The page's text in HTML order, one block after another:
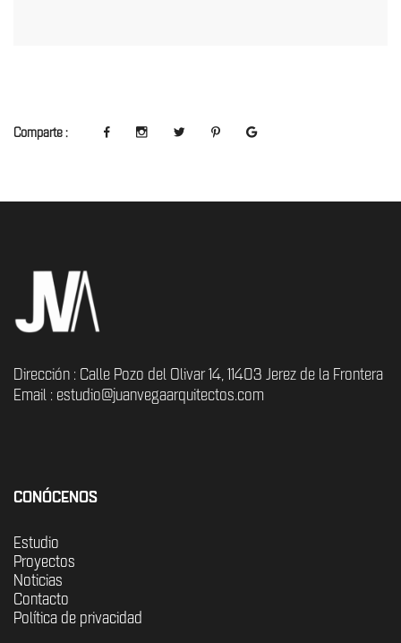
Comparte :
Dirección : Calle Pozo del Olivar 14, 11403 Jerez de la Frontera
Email : estudio@juanvegaarquitectos.com
CONÓCENOS
Estudio
Proyectos
Noticias
Contacto
Política de privacidad